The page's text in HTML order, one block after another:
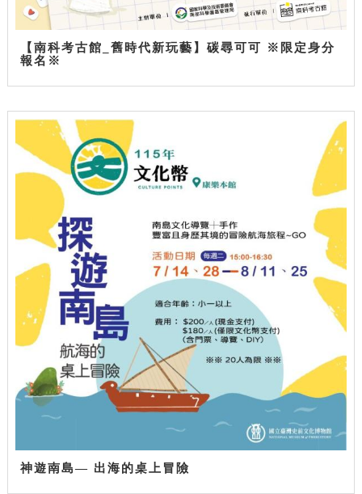
【南科考古館_舊時代新玩藝】碳尋可可 ※限定身分
報名※
神遊南島— 出海的桌上冒險